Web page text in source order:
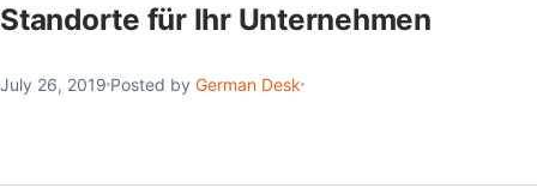
Standorte für Ihr Unternehmen
July 26, 2019 Posted by German Desk